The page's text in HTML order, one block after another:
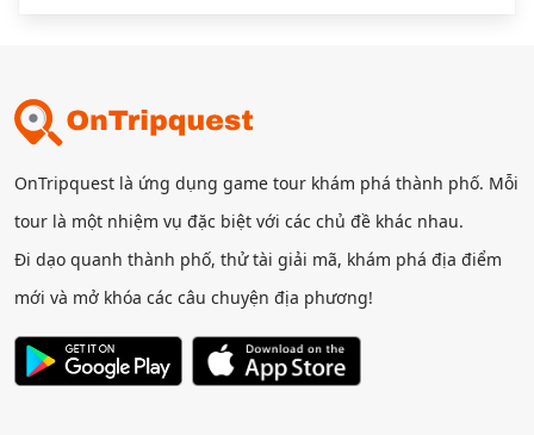
OnTripquest là ứng dụng game tour khám phá thành phố. Mỗi
tour là một nhiệm vụ đặc biệt với các chủ đề khác nhau.
Đi dạo quanh thành phố, thử tài giải mã, khám phá địa điểm
mới và mở khóa các câu chuyện địa phương!